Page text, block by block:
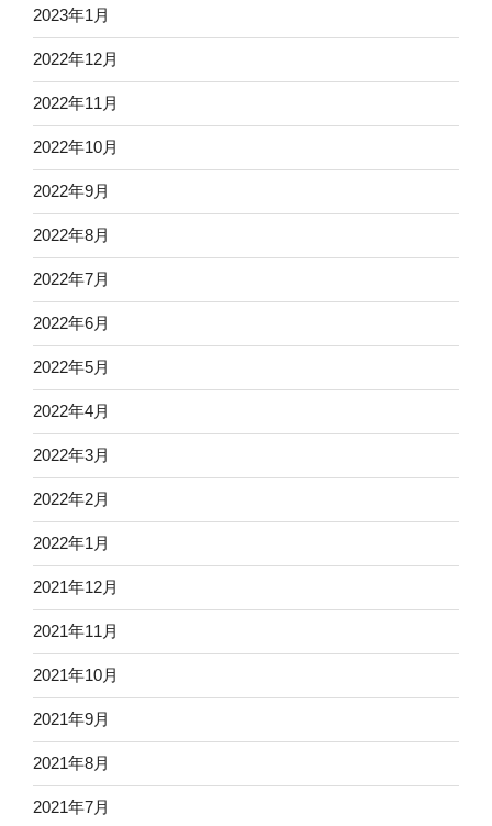
2023年1月
2022年12月
2022年11月
2022年10月
2022年9月
2022年8月
2022年7月
2022年6月
2022年5月
2022年4月
2022年3月
2022年2月
2022年1月
2021年12月
2021年11月
2021年10月
2021年9月
2021年8月
2021年7月